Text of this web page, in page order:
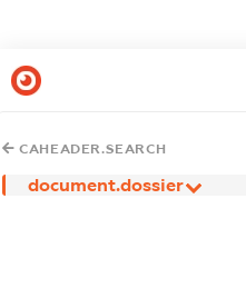
CAHEADER.SEARCH
document.dossier